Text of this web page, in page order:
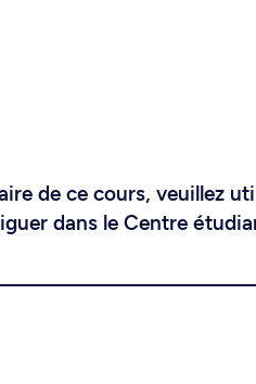
de ce cours, veuillez
dans le Centre